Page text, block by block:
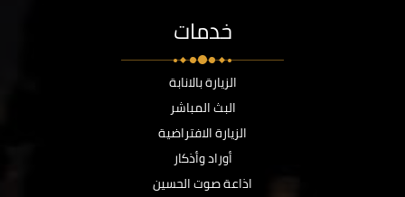
خدمات
الزيارة بالانابة
البث المباشر
الزيارة الافتراضية
أوراد وأذكار
اذاعة صوت الحسين